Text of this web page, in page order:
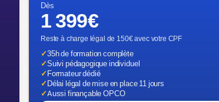
Dès
1 399€
Reste à charge légal de 150€ avec votre CPF
✓35h de formation complète
✓Suivi pédagogique individuel
✓Formateur dédié
✓Délai légal de mise en place 11 jours
✓Aussi finançable OPCO